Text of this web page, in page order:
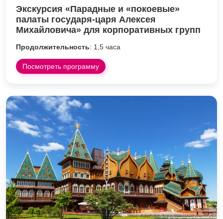
Экскурсия «Парадные и «покоевые»
палаты государя-царя Алексея
Михайловича» для корпоративных групп
Продолжительность: 1,5 часа
Посмотреть программу